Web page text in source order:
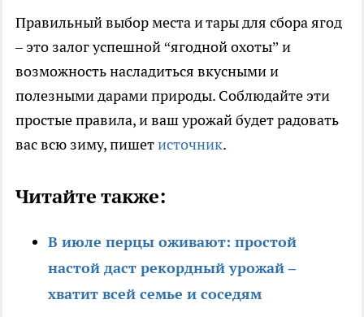
Правильный выбор места и тары для сбора ягод
– это залог успешной “ягодной охоты” и
возможность насладиться вкусными и
полезными дарами природы. Соблюдайте эти
простые правила, и ваш урожай будет радовать
вас всю зиму, пишетисточник.
Читайте также:
В июле перцы оживают: простой
настой даст рекордный урожай –
хватит всей семье и соседям